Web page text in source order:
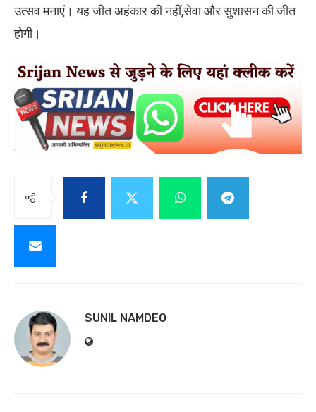
उत्सव मनाएं। यह जीत अहंकार की नहीं,सेवा और सुशासन की जीत
होगी।
SUNIL NAMDEO